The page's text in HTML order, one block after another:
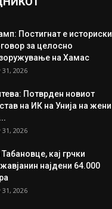
Постигнат е историски
за целосно
на Хамас
31, 2026
Потврден новиот
на ИК на Унија на жени
31, 2026
Табановце, кај грчки
најдени 64.000
31, 2026